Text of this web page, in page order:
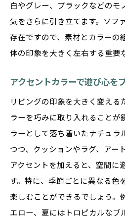
白やグレー、ブラックなどのモ
気をさらに引き立てます。ソフ
存在ですので、素材とカラーの
体の印象を大きく左右する重要
アクセントカラーで遊び心を
リビングの印象を大きく変える
ラーを巧みに取り入れることが
ラーとして落ち着いたナチュラ
つつ、クッションやラグ、アー
アクセントを加えると、空間に
す。特に、季節ごとに異なる色
楽しむことができるでしょう。
エロー、夏にはトロピカルなブ